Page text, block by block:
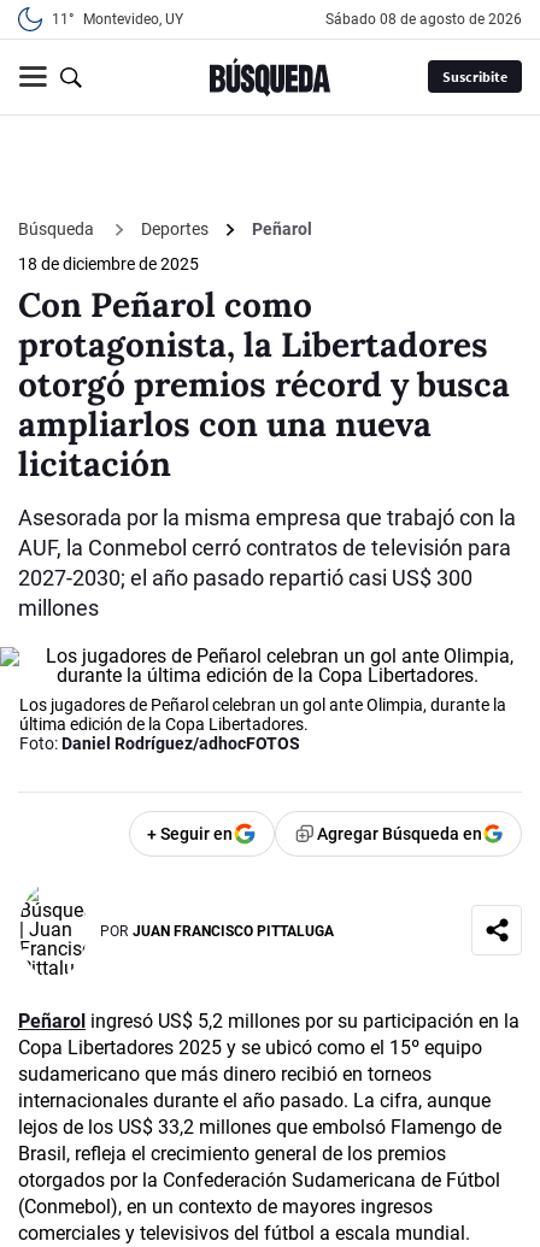
11° Montevideo, UY sábado 08 de agosto de 2026
Suscribite
Búsqueda Deportes
Peñarol
18 de diciembre de 2025
Con Peñarol como
protagonista, la Libertadores
otorgó premios récord y busca
ampliarlos con una nueva
licitación
Asesorada por la misma empresa que trabajó con la
AUF, la Conmebol cerró contratos de televisión para
2027-2030; el año pasado repartió casi US$ 300
millones
Los jugadores de Peñarol celebran un gol ante Olimpia, durante la
última edición de la Copa Libertadores.
Foto:Daniel Rodríguez/adhocFOTOS
+ Seguir en Agregar Búsqueda en
POR JUAN FRANCISCO PITTALUGA
Peñarol ingresó US$ 5,2 millones por su participación en la
Copa Libertadores 2025 y se ubicó como el 15º equipo
sudamericano que más dinero recibió en torneos
internacionales durante el año pasado. La cifra, aunque
lejos de los US$ 33,2 millones que embolsó Flamengo de
Brasil, refleja el crecimiento general de los premios
otorgados por la Confederación Sudamericana de Fútbol
(Conmebol), en un contexto de mayores ingresos
comerciales y televisivos del fútbol a escala mundial.